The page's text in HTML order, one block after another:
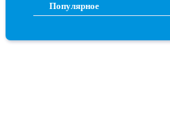
Популярное